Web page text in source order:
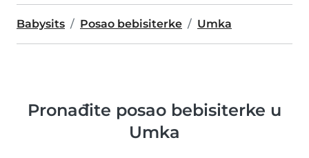
Babysits Posao bebisiterke Umka
Pronađite posao bebisiterke u
Umka